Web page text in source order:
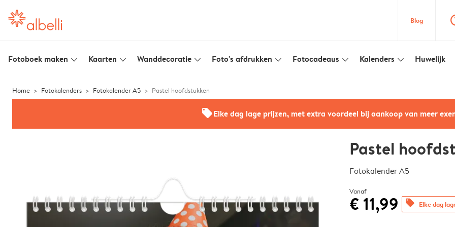
Blog
Fotoboek maken slim_arrow_down Kaarten slim_arrow_down Wanddecoratie slim_arrow_down Foto's afdrukken slim_arrow_down Fotocadeaus slim_arrow_down Kalenders slim_arrow_down Huwelijk
Home Fotokalenders Fotokalender A5 Pastel hoofdstukken
offersElke dag lage prijzen, met extra voordeel bij aankoop van meer
Pastel
Fotokalender A5
Vanaf
€ 11,99 offers Elke dag